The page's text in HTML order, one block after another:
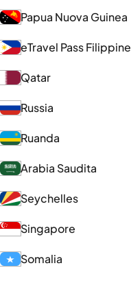
Papua Nuova Guinea
eTravel Pass Filippine
Qatar
Russia
Ruanda
Arabia Saudita
Seychelles
Singapore
Somalia